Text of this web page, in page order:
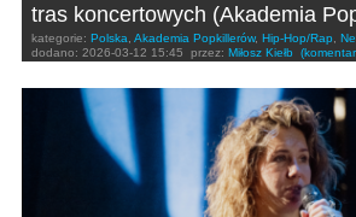
tras koncertowych (Akademia
kategorie: Polska Akademia Popkillerów, Hip-Hop/Rap
dodano: 2026-03-12 15:45 przez: Miłosz Kiełb